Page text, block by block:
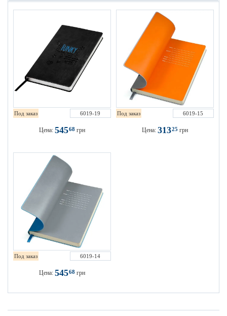
Под заказ 6019-19
Цена: 54568 грн
Под заказ 6019-15
Цена: 31325 грн
Под заказ 6019-14
Цена: 54568 грн